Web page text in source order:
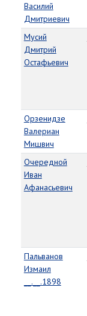
Василий
Дмитриевич
Мусий
Дмитрий
Остафьевич
Орзенидзе
Валериан
Мишвич
Очередной
Иван
Афанасьевич
Пальванов
Измаил
__.__.1898